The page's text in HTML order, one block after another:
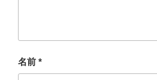
名前 *